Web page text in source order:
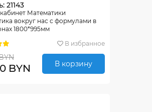
21143
Математики
вокруг нас с формулами в
1800*995мм
В избранное
BYN В корзину